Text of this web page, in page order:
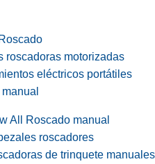
roscadoras motorizadas
eléctricos portátiles
All Roscado manual
roscadores
de trinquete manuales